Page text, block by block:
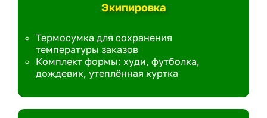
Экипировка
Термосумка для сохранения
температуры заказов
Комплект формы: худи, футболка,
дождевик, утеплённая куртка